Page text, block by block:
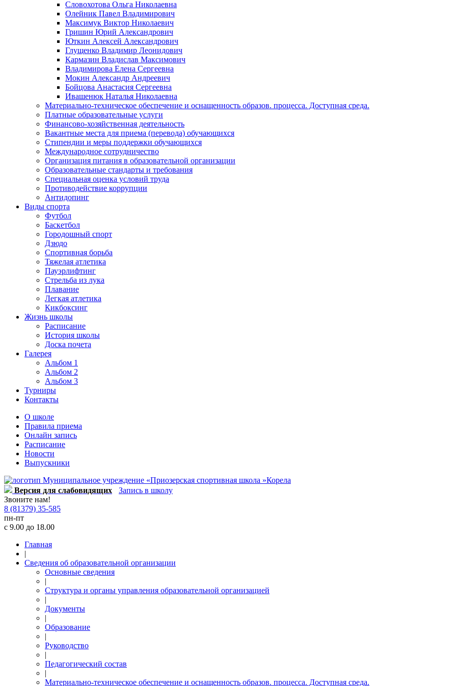
Словохотова Ольга Николаевна
Олейник Павел Владимирович
Максимук Виктор Николаевич
Гришин Юрий Александрович
Юткин Алексей Александрович
Глущенко Владимир Леонидович
Кармазин Владислав Максимович
Владимирова Елена Сергеевна
Мокин Александр Андреевич
Бойцова Анастасия Сергеевна
Ивашенюк Наталья Николаевна
Материально-техническое обеспечение и оснащенность образов. процесса. Доступная среда.
Платные образовательные услуги
Финансово-хозяйственная деятельность
Вакантные места для приема (перевода) обучающихся
Стипендии и меры поддержки обучающихся
Международное сотрудничество
Организация питания в образовательной организации
Образовательные стандарты и требования
Специальная оценка условий труда
Противодействие коррупции
Антидопинг
Виды спорта
Футбол
Баскетбол
Городошный спорт
Дзюдо
Спортивная борьба
Тяжелая атлетика
Пауэрлифтинг
Стрельба из лука
Плавание
Легкая атлетика
Кикбоксинг
Жизнь школы
Расписание
История школы
Доска почета
Галерея
Альбом 1
Альбом 2
Альбом 3
Турниры
Контакты
О школе
Правила приема
Онлайн запись
Расписание
Новости
Выпускники
Версия для слабовидящих
Запись в школу
Звоните нам!
8 (81379) 35-585
пн-пт
с 9.00 до 18.00
Главная
|
Сведения об образовательной организации
Основные сведения
|
Структура и органы управления образовательной организацией
|
Документы
|
Образование
|
Руководство
|
Педагогический состав
|
Материально-техническое обеспечение и оснащенность образов. процесса. Доступная среда.